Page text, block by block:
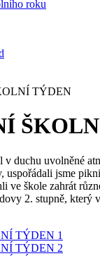
roku
TÝDEN
v duchu uvolněné
uspořádali jsme
ve škole zahrát
2. stupně, který